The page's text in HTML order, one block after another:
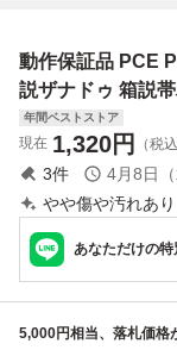
動作保証品 PCE
説ザナドゥ 箱説
年間ベストストア
現在 1,320円 （税込
3件 4月8日
やや傷や汚れあり
あなただけの
5,000円相当、落札価格